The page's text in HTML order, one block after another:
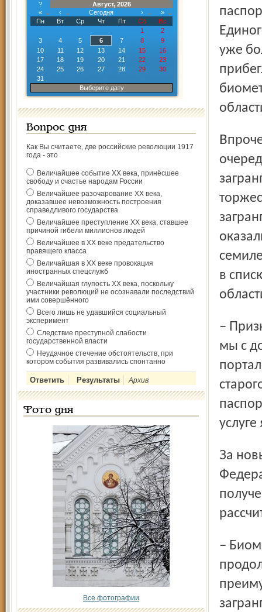
?
Август, 2026
«
‹ Сегодня ›
»
Пн
Вт Ср Чт Пт Сб
Вс
1
2
3
4 5 6 7 8
9
10
11 12 13 14 15
16
17
18 19 20 21 22
23
24
25 26 27 28 29
30
31
Выберите дату
Вопрос дня
Как Вы считаете, две российские революции 1917
года - это
Величайшее событие ХХ века, принёсшее
свободу и счастье народам России
Величайшее разочарование ХХ века,
доказавшее невозможность построения
справедливого государства
Величайшее преступление ХХ века, ставшее
причиной гибели миллионов людей
Величайшее в ХХ веке предательство
правящего класса
Величайшая в ХХ веке провокация
иностранных спецслужб
Величайшая глупость ХХ века, поскольку
участники революций не осознавали последствий
ими совершённого
Всего лишь не удавшийся социальный
эксперимент
Следствие преступной слабости
государственной власти
Неудачное стечение обстоятельств, при
котором события развивались спонтанно
Архив
Фото дня
Все фотографии
уже
Впрочем, одно дело, когда ты становишься всего лишь
в
– Признаться, я была приятно удивлена, когда узнала, что
мы с
За новыми паспортами Татьяна с дочерью обратятся в
– Биометрические паспорта помимо более